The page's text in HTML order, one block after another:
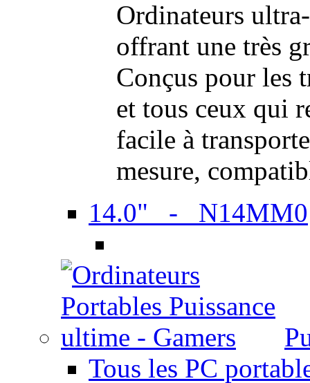
Ordinateurs
offrant une très
Conçus pour les
et tous ceux qui
facile à
mesure,
14.0" - N14MM0
Tous les PC